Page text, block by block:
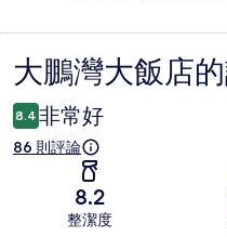
評
論
大鵬灣大飯店
8.4 非常好
86 則評論
8.2
整潔度